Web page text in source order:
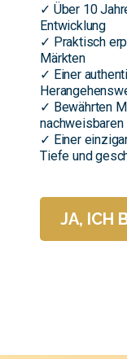
✓ Über 10
Entwicklung
✓ Praktisch
Märkten
✓ Einer
✓ Bewährten
✓ Einer
Tiefe und
JA, ICH